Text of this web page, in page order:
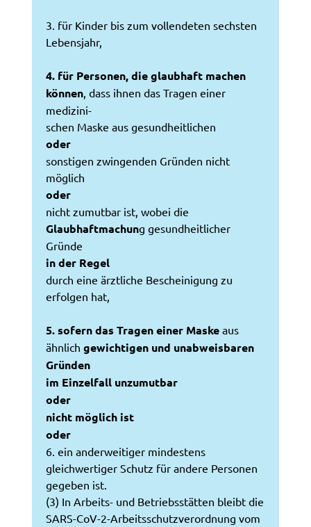
3. für Kinder bis zum vollendeten sechsten
Lebensjahr,
4. für Personen, die glaubhaft machen
können, dass ihnen das Tragen einer
medizini-
schen Maske aus gesundheitlichen
oder
sonstigen zwingenden Gründen nicht
möglich
oder
nicht zumutbar ist, wobei die
Glaubhaftmachung gesundheitlicher
Gründe
in der Regel
durch eine ärztliche Bescheinigung zu
erfolgen hat,
5. sofern das Tragen einer Maskeaus
ähnlichgewichtigen und unabweisbaren
Gründen
im Einzelfall unzumutbar
oder
nicht möglich ist
oder
6. ein anderweitiger mindestens
gleichwertiger Schutz für andere Personen
gegeben ist.
(3) In Arbeits- und Betriebsstätten bleibt die
SARS-CoV-2-Arbeitsschutzverordnung vom